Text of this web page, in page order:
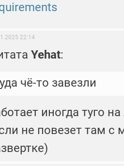
22:14
Yehat:
чё-то завезли
иногда туго
не повезет там